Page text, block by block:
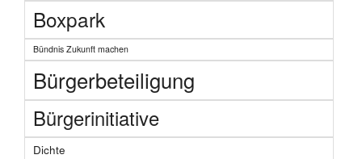
Boxpark
Bündnis Zukunft machen
Bürgerbeteiligung
Bürgerinitiative
Dichte